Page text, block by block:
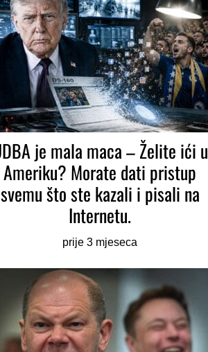
je mala maca – Želite ići u
Ameriku? Morate dati pristup
svemu što ste kazali i pisali na
Internetu.
prije 3 mjeseca